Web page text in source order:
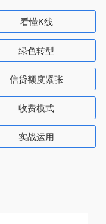
看懂K线
绿色转型
信贷额度紧张
收费模式
实战运用